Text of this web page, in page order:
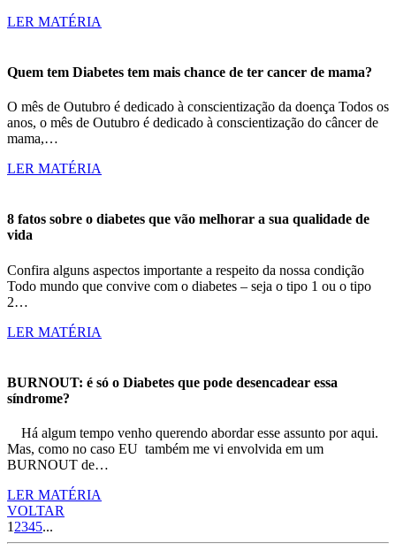
LER MATÉRIA
Quem tem Diabetes tem mais chance de ter cancer de mama?
O mês de Outubro é dedicado à conscientização da doença Todos os
anos, o mês de Outubro é dedicado à conscientização do câncer de
mama,…
LER MATÉRIA
8 fatos sobre o diabetes que vão melhorar a sua qualidade de
vida
Confira alguns aspectos importante a respeito da nossa condição
Todo mundo que convive com o diabetes – seja o tipo 1 ou o tipo
2…
LER MATÉRIA
BURNOUT: é só o Diabetes que pode desencadear essa
síndrome?
Há algum tempo venho querendo abordar esse assunto por aqui.
Mas, como no caso EU também me vi envolvida em um
BURNOUT de…
LER MATÉRIA
VOLTAR
1 2345...